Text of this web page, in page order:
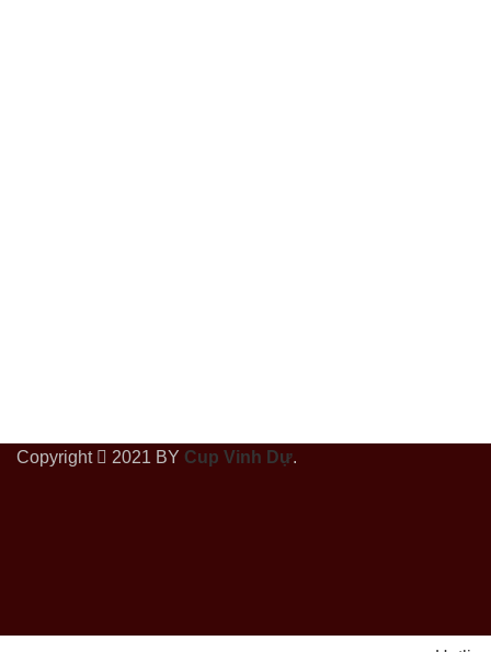
Copyright 2021 BY Cup Vinh Dự.